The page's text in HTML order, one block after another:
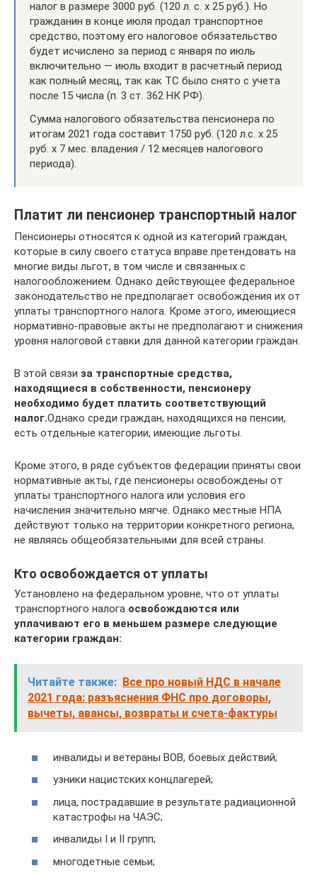
налог в размере 3000 руб. (120 л. с. х 25 руб.). Но
гражданин в конце июля продал транспортное
средство, поэтому его налоговое обязательство
будет исчислено за период с января по июль
включительно — июль входит в расчетный период
как полный месяц, так как ТС было снято с учета
после 15 числа (п. 3 ст. 362 НК РФ).
Сумма налогового обязательства пенсионера по
итогам 2021 года составит 1750 руб. (120 л.с. х 25
руб. х 7 мес. владения / 12 месяцев налогового
периода).
Платит ли пенсионер транспортный налог
Пенсионеры относятся к одной из категорий граждан,
которые в силу своего статуса вправе претендовать на
многие виды льгот, в том числе и связанных с
налогообложением. Однако действующее федеральное
законодательство не предполагает освобождения их от
уплаты транспортного налога. Кроме этого, имеющиеся
нормативно-правовые акты не предполагают и снижения
уровня налоговой ставки для данной категории граждан.
В этой связи за транспортные средства,
находящиеся в собственности, пенсионеру
необходимо будет платить соответствующий
налог.Однако среди граждан, находящихся на пенсии,
есть отдельные категории, имеющие льготы.
Кроме этого, в ряде субъектов федерации приняты свои
нормативные акты, где пенсионеры освобождены от
уплаты транспортного налога или условия его
начисления значительно мягче. Однако местные НПА
действуют только на территории конкретного региона,
не являясь общеобязательными для всей страны.
Кто освобождается от уплаты
Установлено на федеральном уровне, что от уплаты
транспортного налога освобождаются или
уплачивают его в меньшем размере следующие
категории граждан:
Читайте также: Все про новый НДС в начале
2021 года: разъяснения ФНС про договоры,
вычеты, авансы, возвраты и счета-фактуры
инвалиды и ветераны ВОВ, боевых действий;
узники нацистских концлагерей;
лица, пострадавшие в результате радиационной
катастрофы на ЧАЭС;
инвалиды I и II групп;
многодетные семьи;